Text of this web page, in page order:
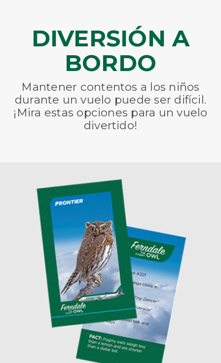
DIVERSIÓN A
BORDO
Mantener contentos a los niños
durante un vuelo puede ser difícil.
¡Mira estas opciones para un vuelo
divertido!